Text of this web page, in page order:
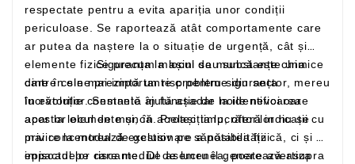
respectate pentru a evita apariția unor condiții
periculoase. Se raportează atât comportamente care
ar putea da naștere la o situație de urgență, cât și
elemente fizice precum mașini sau substanțe chimice
care în sine prezintă un risc pentru siguranța
lucrătorilor. Semnele ajută așadar la identificarea
acestor elemente și, în același timp, oferă indicații cu
privire la modul de gestionare a posibilității
episoadelor riscante. De asemenea, poate avertiza
Siguranța la locul de muncă este una
dintre cele mai importante probleme din sector, mereu
în evoluție constantă în funcție de noile nevoi care
apar la locul de muncă. Protecția lucrătorilor nu se
mai concentrează exclusiv pe sănătatea fizică, ci și pe
impactul pe care mediul de lucru îl generează asupra